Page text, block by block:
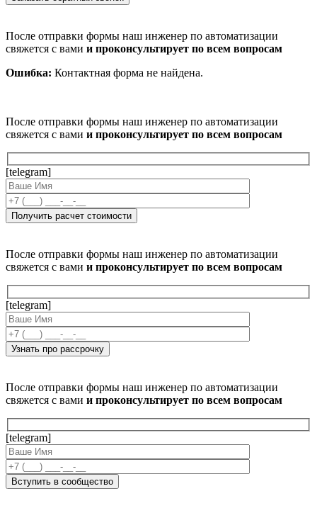
После отправки формы наш инженер по автоматизации
свяжется с вами и проконсультирует по всем вопросам
Ошибка: Контактная форма не найдена.
После отправки формы наш инженер по автоматизации
свяжется с вами и проконсультирует по всем вопросам
[telegram]
После отправки формы наш инженер по автоматизации
свяжется с вами и проконсультирует по всем вопросам
[telegram]
После отправки формы наш инженер по автоматизации
свяжется с вами и проконсультирует по всем вопросам
[telegram]